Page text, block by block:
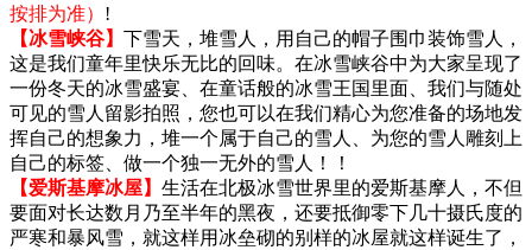
按排为准） !
【冰雪峡谷】 下雪天，堆雪人，用自己的帽子围巾装饰雪人，
这是我们童年里快乐无比的回味。在冰雪峡谷中为大家呈现了
一份冬天的冰雪盛宴、在童话般的冰雪王国里面、我们与随处
可见的雪人留影拍照，您也可以在我们精心为您准备的场地发
挥自己的想象力，堆一个属于自己的雪人、为您的雪人雕刻上
自己的标签、做一个独一无外的雪人！！
【爱斯基摩冰屋】 生活在北极冰雪世界里的爱斯基摩人，不但
要面对长达数月乃至半年的黑夜，还要抵御零下几十摄氏度的
严寒和暴风雪，就这样用冰垒砌的别样的冰屋就这样诞生了，